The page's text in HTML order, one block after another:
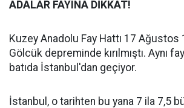
ADALAR FAYINA DİKKAT!
Kuzey Anadolu Fay Hattı 17 Ağustos
Gölcük depreminde kırılmıştı. Aynı
batıda İstanbul'dan geçiyor.
İstanbul, o tarihten bu yana 7 ila 7,5